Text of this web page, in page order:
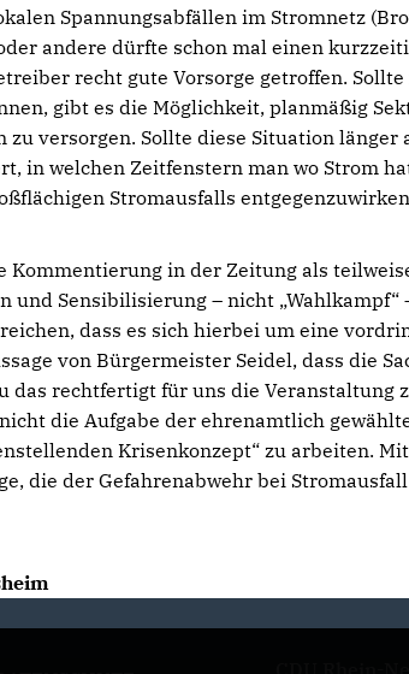
Spannungsabfällen im Stromnetz
andere dürfte schon mal einen
recht gute Vorsorge getroffen.
gibt es die Möglichkeit, planmäßig
versorgen. Sollte diese Situation
in welchen Zeitfenstern man wo Strom
Stromausfalls
Kommentierung in der Zeitung als
Sensibilisierung – nicht „Wahlkampf“
dass es sich hierbei um eine
von Bürgermeister Seidel, dass die
das rechtfertigt für uns die Veranstaltung
die Aufgabe der ehrenamtlich
Krisenkonzept“ zu arbeiten.
die der Gefahrenabwehr bei